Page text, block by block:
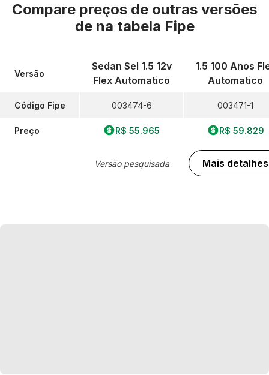
Compare preços de outras versões
de na tabela Fipe
Versão
Código Fipe
Preço
Sedan Sel 1.5 12v
Flex Automatico
003474-6
R$ 55.965
Versão pesquisada
1.5 100 Anos
Automatico
003471-1
R$ 59.829
Mais detalhes